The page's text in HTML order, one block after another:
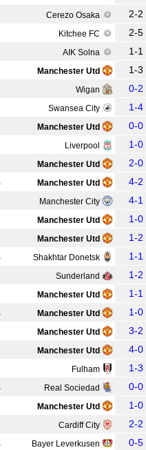
Cerezo Osaka 2-2
Kitchee FC 2-5
AIK Solna 1-1
Manchester Utd 1-3
Wigan 0-2
Swansea City 1-4
Manchester Utd 0-0
Liverpool 1-0
Manchester Utd 2-0
Manchester Utd 4-2
Manchester City 4-1
Manchester Utd 1-0
Manchester Utd 1-2
Shakhtar Donetsk 1-1
Sunderland 1-2
Manchester Utd 1-1
Manchester Utd 1-0
Manchester Utd 3-2
Manchester Utd 4-0
Fulham 1-3
Real Sociedad 0-0
Manchester Utd 1-0
Cardiff City 2-2
Bayer Leverkusen 0-5